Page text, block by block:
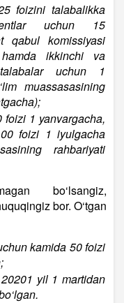
foizini talabalikka
uchun 15
qabul komissiyasi
ikkinchi va
uchun 1
muassasasining
foizi 1 yanvargacha,
foizi 1 iyulgacha
rahbariyati
bo‘lsangiz,
bor. O‘tgan
kamida 50 foizi
yil 1 martidan